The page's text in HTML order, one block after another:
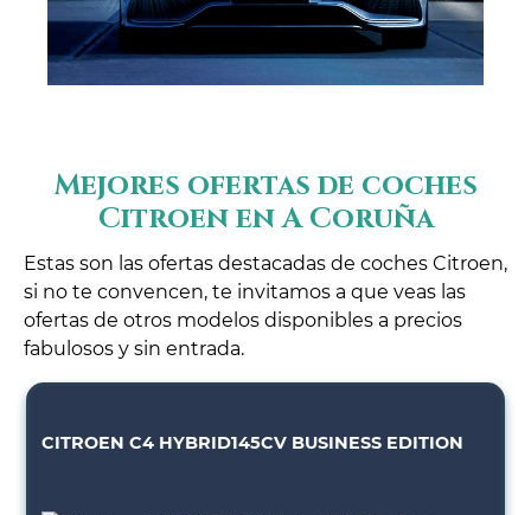
Mejores ofertas de coches
Citroen en A Coruña
Estas son las ofertas destacadas de coches Citroen,
si no te convencen, te invitamos a que veas las
ofertas de otros modelos disponibles a precios
fabulosos y sin entrada.
CITROEN C4 HYBRID145CV BUSINESS EDITION